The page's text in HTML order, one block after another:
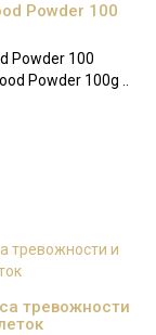
Powder 100
Powder 100
Powder 100g ..
тревожности